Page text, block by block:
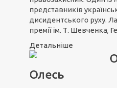
представників
дисидентського руху.
премії ім. Т. Шевченка,
Детальніше
Олесь